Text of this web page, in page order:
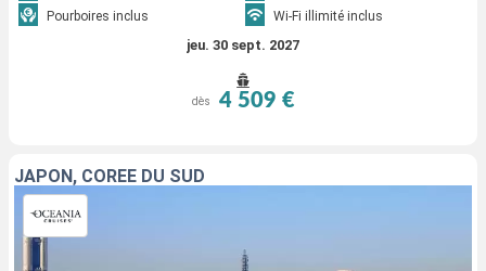
Pourboires inclus
Wi-Fi illimité inclus
jeu. 30 sept. 2027
dès 4 509 €
JAPON, CORÉE DU SUD